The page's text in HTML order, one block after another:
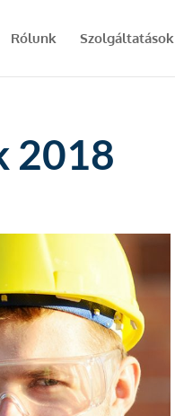
Rólunk Szolgáltatások
2018